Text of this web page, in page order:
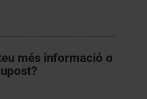
més informació o